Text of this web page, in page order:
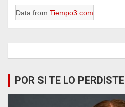
Data from Tiempo3.com
POR SI TE LO PERDISTE